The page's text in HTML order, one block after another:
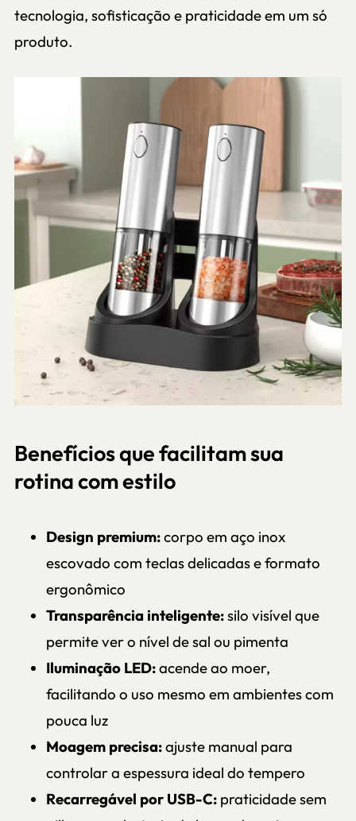
tecnologia, sofisticação e praticidade em um só
produto.
Benefícios que facilitam sua
rotina com estilo
Design premium:corpo em aço inox
escovado com teclas delicadas e formato
ergonômico
Transparência inteligente:silo visível que
permite ver o nível de sal ou pimenta
Iluminação LED:acende ao moer,
facilitando o uso mesmo em ambientes com
pouca luz
Moagem precisa:ajuste manual para
controlar a espessura ideal do tempero
Recarregável por USB-C:praticidade sem